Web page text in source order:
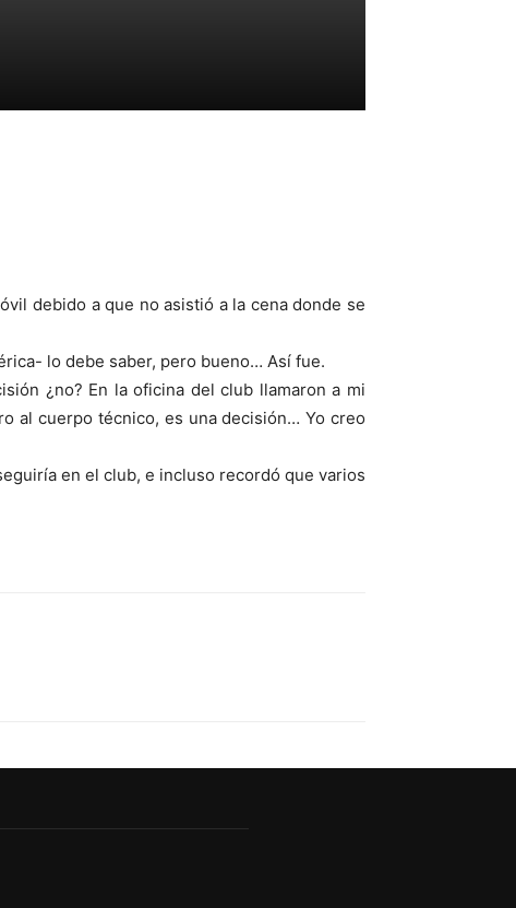
debido a que no asistió a la cena donde se
lo debe saber, pero bueno… Así fue.
¿no? En la oficina del club llamaron a mi
al cuerpo técnico, es una decisión… Yo creo
en el club, e incluso recordó que varios